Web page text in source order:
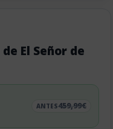
El Señor de
ANTES459,99€